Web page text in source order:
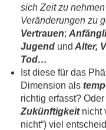
sich Zeit zu
Veränderungen zu
Vertrauen;
Jugend und Alter,
Tod…
Ist diese für das
Dimension als
richtig erfasst?
Zukünftigkeitnicht
nicht“) viel